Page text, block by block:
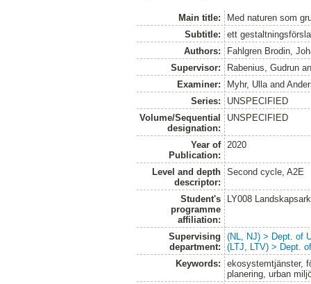
Main title:
Med naturen som
Subtitle:
ett
Authors:
Fahlgren Brodin,
Supervisor:
Rabenius, Gudrun
Examiner:
Myhr, Ulla and
Series:
UNSPECIFIED
Volume/Sequential
designation:
UNSPECIFIED
Year of
Publication:
2020
Level and depth
descriptor:
Second cycle, A2E
Student's
programme
affiliation:
LY008
Supervising
department:
(NL, NJ) > Dept. of
(LTJ, LTV) > Dept.
Keywords:
ekosystemtjänster,
planering, urban